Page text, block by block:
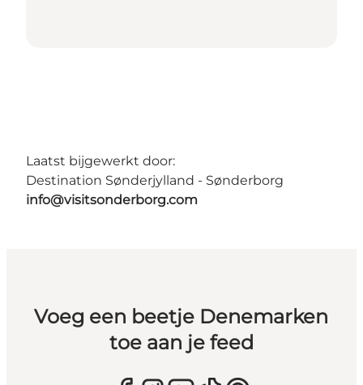
Laatst bijgewerkt door:
Destination Sønderjylland - Sønderborg
info@visitsonderborg.com
Voeg een beetje Denemarken
toe aan je feed